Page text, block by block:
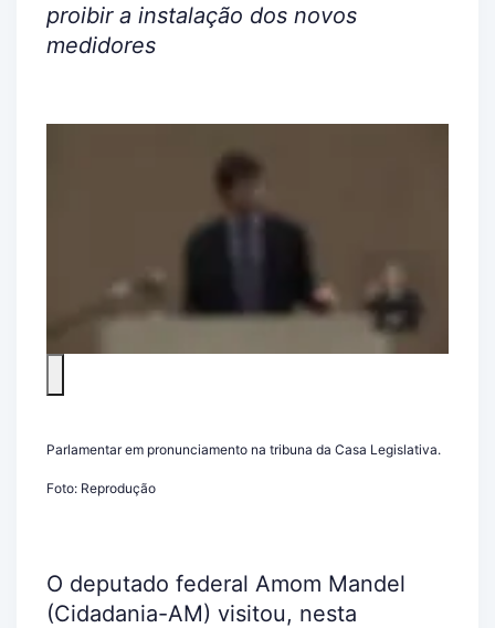
proibir a instalação dos novos
medidores
Parlamentar em pronunciamento na tribuna da Casa Legislativa.
Foto: Reprodução
O deputado federal Amom Mandel
(Cidadania-AM) visitou, nesta